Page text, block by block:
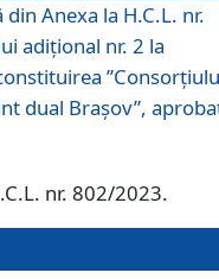
Anexa la H.C.L. nr.
adițional nr. 2 la
dual Brașov”,
nr. 802/2023.